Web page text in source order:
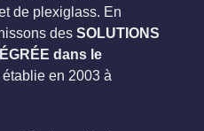
de plexiglass. En
des SOLUTIONS
dans le
établie en 2003 à